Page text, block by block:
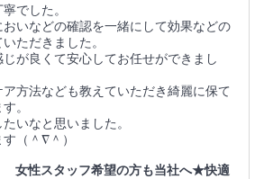
でした。
いなどの確認を一緒にして効果などの
ただきました。
が良くて安心してお任せができまし
方法なども教えていただき綺麗に保て
。
いなと思いました。
（＾∇＾）
女性スタッフ希望の方も当社へ★快適